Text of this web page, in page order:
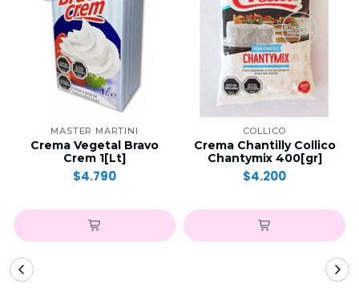
MASTER MARTINI
Crema Vegetal Bravo
Crem 1[Lt]
$4.790
COLLICO
Crema Chantilly Collico
Chantymix 400[gr]
$4.200